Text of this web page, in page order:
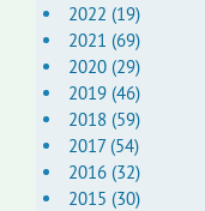
2022 (19)
2021 (69)
2020 (29)
2019 (46)
2018 (59)
2017 (54)
2016 (32)
2015 (30)